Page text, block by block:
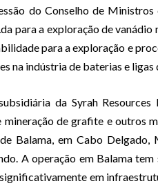
do Conselho de
para a exploração de vanádio
para a exploração e
na indústria de baterias e ligas
da Syrah Resources
de grafite e outros
Balama, em Cabo Delgado,
A operação em Balama
em